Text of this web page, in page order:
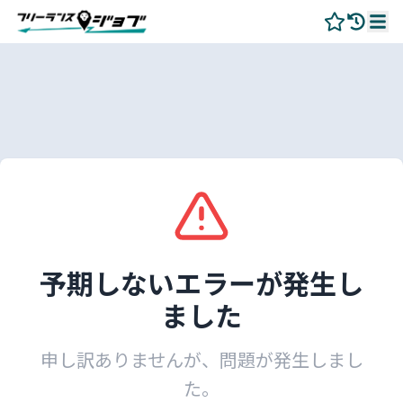
予期しないエラーが発生し
ました
申し訳ありませんが、問題が発生しまし
た。